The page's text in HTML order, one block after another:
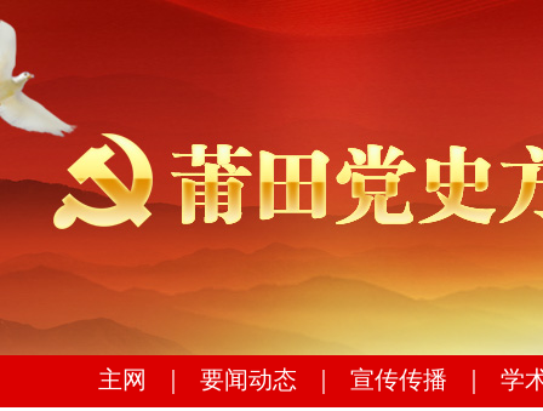
主网 要闻动态 宣传传播 学